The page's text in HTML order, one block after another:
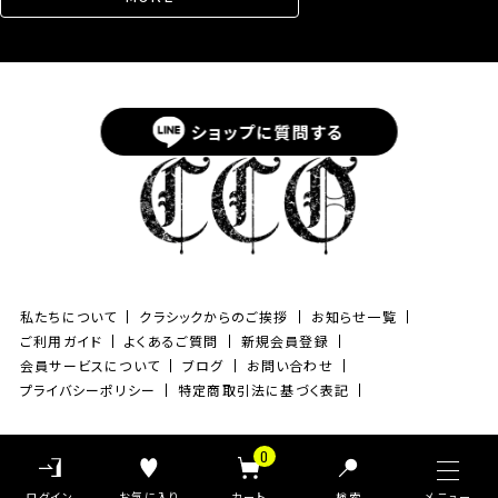
0
検索
ショップに質問する
私たちについて クラシックからのご挨拶
お知らせ一覧
ご利用ガイド
よくあるご質問
新規会員登録
会員サービスについて
ブログ
お問い合わせ
プライバシーポリシー
特定商取引法に基づく表記
©Classic clothing All Rights Reserved.